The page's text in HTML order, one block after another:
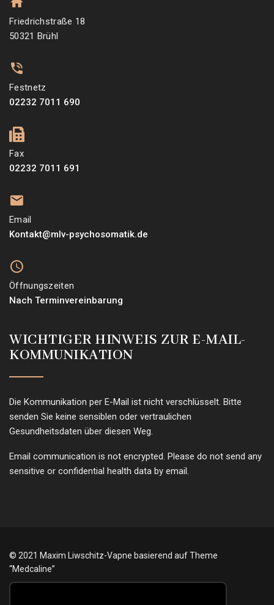
Friedrichstraße 18
50321 Brühl
Festnetz
02232 7011 690
Fax
02232 7011 691
Email
Kontakt@mlv-psychosomatik.de
Öffnungszeiten
Nach Terminvereinbarung
WICHTIGER HINWEIS ZUR E-MAIL-
KOMMUNIKATION
Die Kommunikation per E-Mail ist nicht verschlüsselt. Bitte
senden Sie keine sensiblen oder vertraulichen
Gesundheitsdaten über diesen Weg.
Email communication is not encrypted. Please do not send any
sensitive or confidential health data by email.
© 2021 Maxim Liwschitz-Vapne basierend auf Theme
“Medcaline”